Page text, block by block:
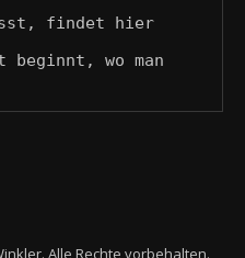
findet hier
beginnt, wo man
Alle Rechte vorbehalten.